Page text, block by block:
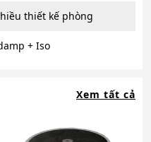
thiết kế phòng
+ Iso
Xem tất cả